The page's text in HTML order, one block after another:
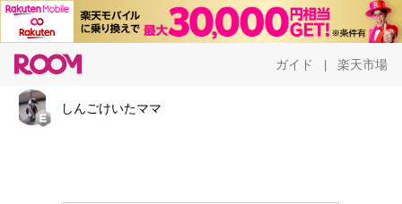
ガイド 楽天市場
しんごけいたママ